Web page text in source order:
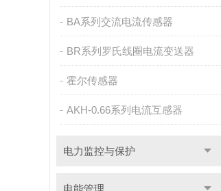
BA系列交流电流传感器
BR系列罗氏线圈电流变送器
霍尔传感器
AKH-0.66系列电流互感器
电力监控与保护
电能管理